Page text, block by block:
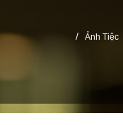
/ Ảnh Tiệc